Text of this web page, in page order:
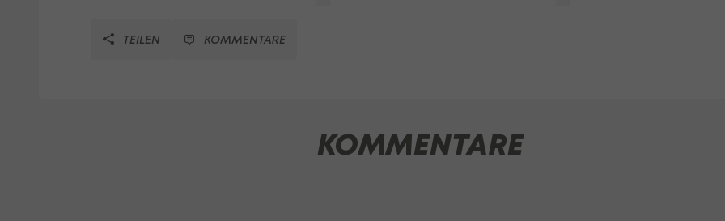
TEILEN KOMMENTARE
KOMMENTARE